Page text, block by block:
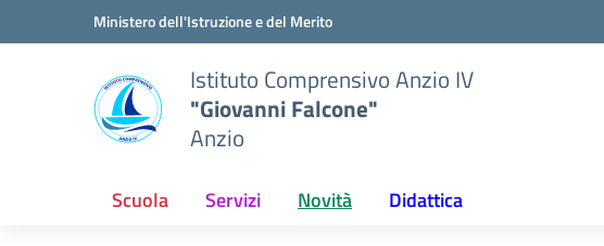
Vai ai contenuti
Vai al menu di navigazioneMinistero dell'Istruzione e del Merito
Istituto Comprensivo Anzio IV
"Giovanni Falcone"
Anzio
Scuola Servizi Novità Didattica